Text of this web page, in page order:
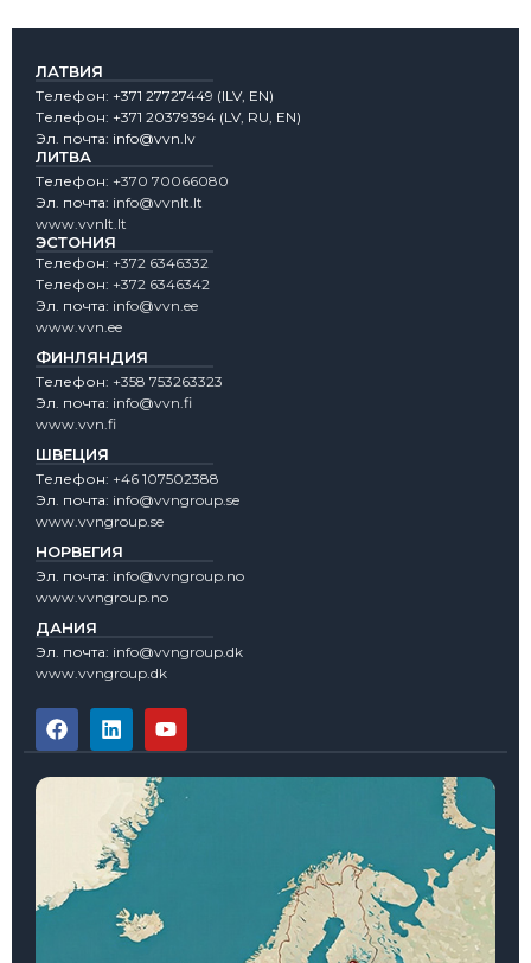
ЛАТВИЯ
Tелефон: +371 27727449 (lLV, EN)
Tелефон: +371 20379394 (LV, RU, EN)
Эл. почта: info@vvn.lv
ЛИТВА
Tелефон: +370 70066080
Эл. почта: info@vvnlt.lt
www.vvnlt.lt
ЭСТОНИЯ
Tелефон: +372 6346332
Tелефон: +372 6346342
Эл. почта: info@vvn.ee
www.vvn.ee
ФИНЛЯНДИЯ
Tелефон: +358 753263323
Эл. почта: info@vvn.fi
www.vvn.fi
ШВЕЦИЯ
Tелефон: +46 107502388
Эл. почта: info@vvngroup.se
www.vvngroup.se
НОРВЕГИЯ
Эл. почта: info@vvngroup.no
www.vvngroup.no
ДАНИЯ
Эл. почта: info@vvngroup.dk
www.vvngroup.dk